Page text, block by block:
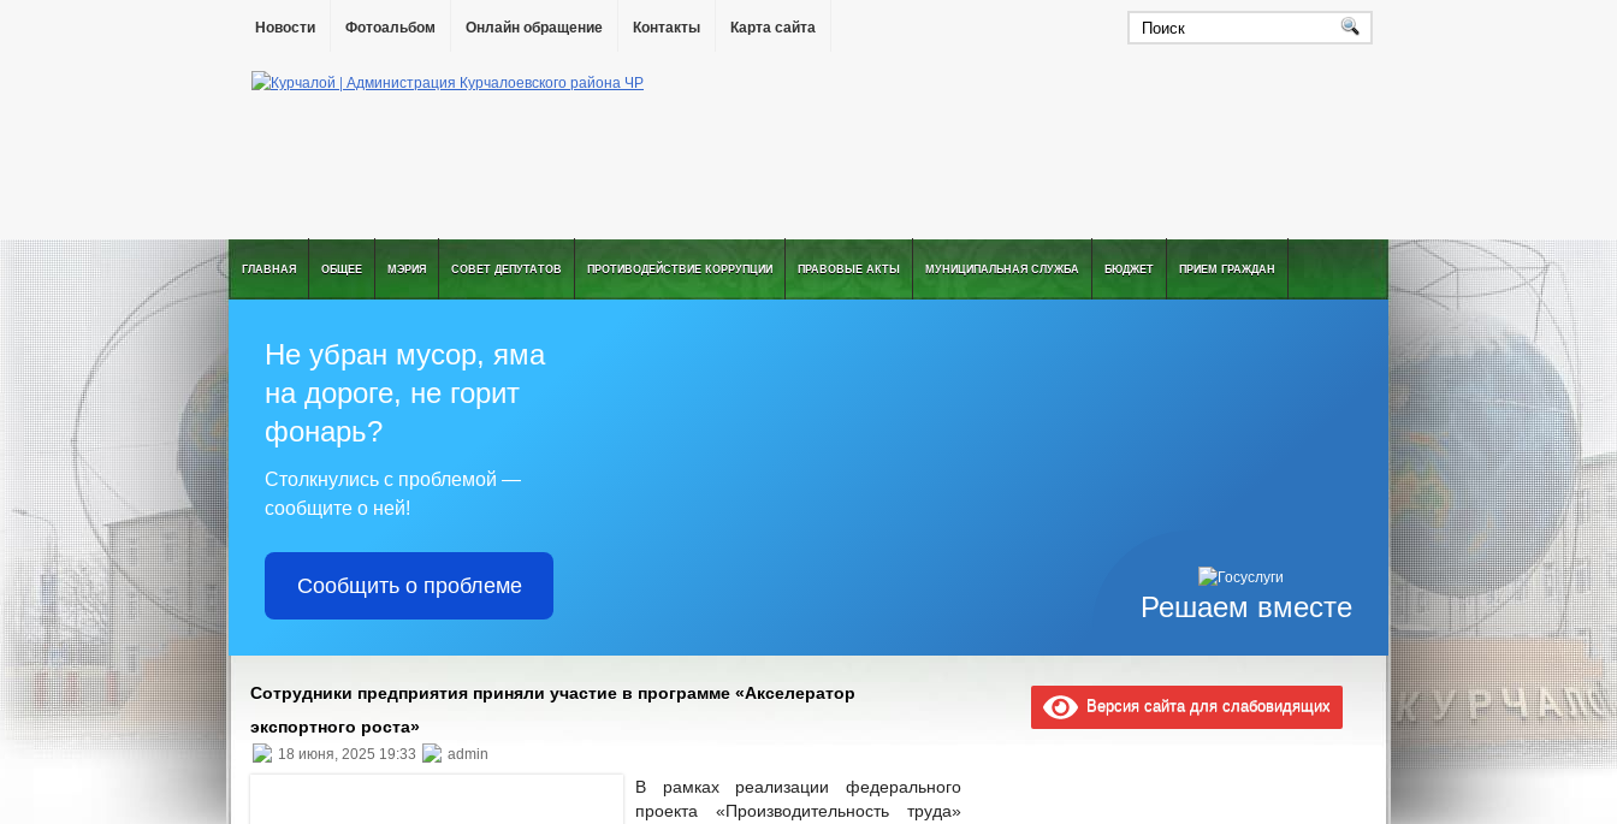
Новости Фотоальбом Онлайн обращение Контакты Карта сайта
ГЛАВНАЯ ОБЩЕЕ МЭРИЯ СОВЕТ ДЕПУТАТОВ ПРОТИВОДЕЙСТВИЕ КОРРУПЦИИ ПРАВОВЫЕ АКТЫ МУНИЦИПАЛЬНАЯ СЛУЖБА БЮДЖЕТ ПРИЕМ ГРАЖДАН
Решаем вместе
Не убран мусор, яма
на дороге, не горит
фонарь?
Столкнулись с проблемой —
сообщите о ней!
Сообщить о проблеме
Сотрудники предприятия приняли участие в программе «Акселератор
экспортного роста»
18 июня, 2025 19:33 admin
В рамках реализации федерального
проекта «Производительность труда»
Версия сайта для слабовидящих